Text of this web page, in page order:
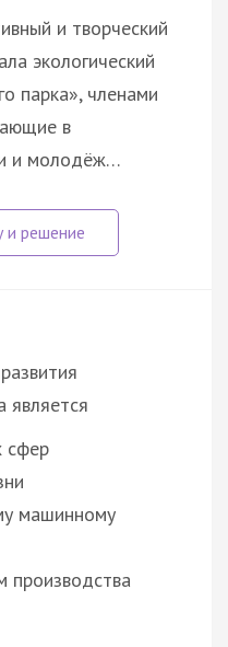
и творческий
экологический
парка», членами
в
и молодёж…
является
сфер
машинному
производства